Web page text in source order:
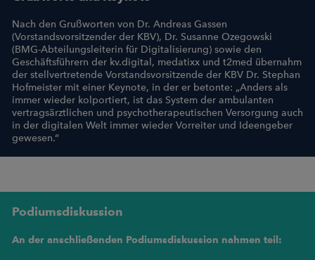
Nach den Grußworten von Dr. Andreas Gassen
(Vorstandsvorsitzender der KBV), Dr. Susanne Ozegowski
(BMG-Abteilungsleiterin für Digitalisierung) sowie den
Geschäftsführern der kv.digital, medatixx und t2med übernahm
der stellvertretende Vorstandsvorsitzende der KBV Dr. Stephan
Hofmeister mit einer Keynote, in der er betonte: „Anders als
immer wieder kolportiert, ist das System der ambulanten
vertragsärztlichen und psychotherapeutischen Versorgung auch
in der digitalen Welt immer wieder Vorreiter und Ideengeber
gewesen.“
Podiumsdiskussion
An der anschließenden Podiumsdiskussion nahmen teil: